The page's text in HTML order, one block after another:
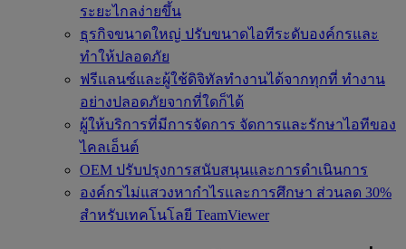
ระยะไกลง่ายขึ้น
ธุรกิจขนาดใหญ่ ปรับขนาดไอทีระดับองค์กรและ
ทำให้ปลอดภัย
ฟรีแลนซ์และผู้ใช้ดิจิทัลทำงานได้จากทุกที่ ทำงาน
อย่างปลอดภัยจากที่ใดก็ได้
ผู้ให้บริการที่มีการจัดการ จัดการและรักษาไอทีของ
ไคลเอ็นต์
OEM ปรับปรุงการสนับสนุนและการดำเนินการ
องค์กรไม่แสวงหากำไรและการศึกษา ส่วนลด 30%
สำหรับเทคโนโลยี TeamViewer